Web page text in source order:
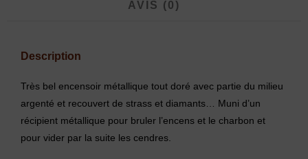
AVIS (0)
Description
Très bel encensoir métallique tout doré avec partie du milieu
argenté et recouvert de strass et diamants… Muni d’un
récipient métallique pour bruler l’encens et le charbon et
pour vider par la suite les cendres.